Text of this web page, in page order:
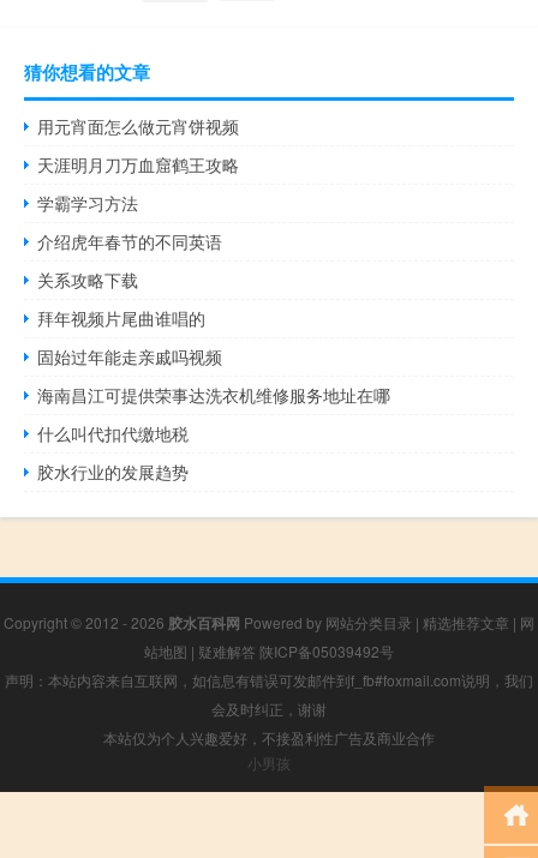
猜你想看的文章
用元宵面怎么做元宵饼视频
天涯明月刀万血窟鹤王攻略
学霸学习方法
介绍虎年春节的不同英语
关系攻略下载
拜年视频片尾曲谁唱的
固始过年能走亲戚吗视频
海南昌江可提供荣事达洗衣机维修服务地址在哪
什么叫代扣代缴地税
胶水行业的发展趋势
Copyright © 2012 - 2026 胶水百科网 Powered by 网站分类目录 | 精选推荐文章 | 网
站地图 | 疑难解答 陕ICP备05039492号
声明：本站内容来自互联网，如信息有错误可发邮件到f_fb#foxmail.com说明，我们
会及时纠正，谢谢
本站仅为个人兴趣爱好，不接盈利性广告及商业合作
小男孩